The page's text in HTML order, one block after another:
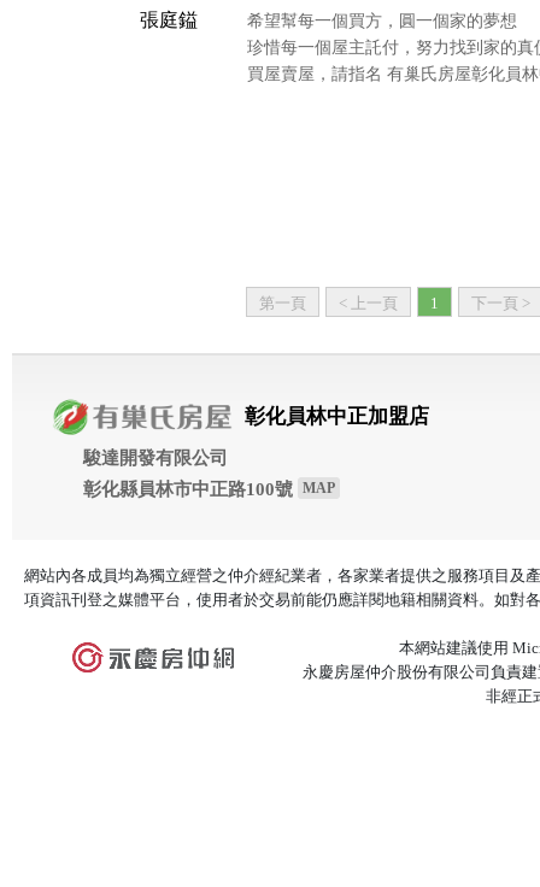
張庭鎰
希望幫每一個買方，圓一個家的夢想
珍惜每一個屋主託付，努力找到家的真
買屋賣屋，請指名 有巢氏房屋彰化員
第一頁 < 上一頁 1 下一頁 >
彰化員林中正加盟店
駿達開發有限公司
彰化縣員林市中正路100號 MAP
網站內各成員均為獨立經營之仲介經紀業者，各家業者提供之服務項目
項資訊刊登之媒體平台，使用者於交易前能仍應詳閱地籍相關資料。如對
本網站建議使用
永慶房屋仲介股份有限公司負責
非經正